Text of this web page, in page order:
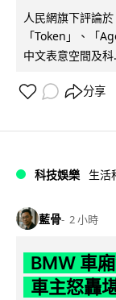
人民網旗下評論
「Token」、「
中文表意空間及科
分享
科技娛樂 生活
藍骨 2 小時
BMW 車
車主怒轟